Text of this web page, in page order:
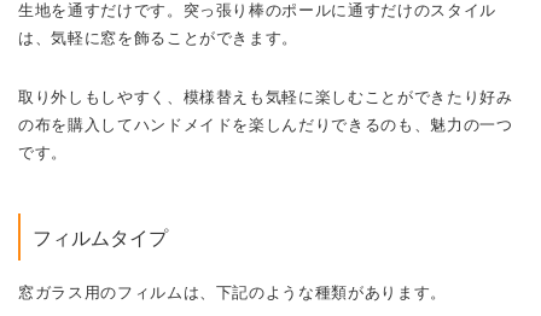
生地を通すだけです。突っ張り棒のポールに通すだけのスタイル
は、気軽に窓を飾ることができます。
取り外しもしやすく、模様替えも気軽に楽しむことができたり好み
の布を購入してハンドメイドを楽しんだりできるのも、魅力の一つ
です。
フィルムタイプ
窓ガラス用のフィルムは、下記のような種類があります。